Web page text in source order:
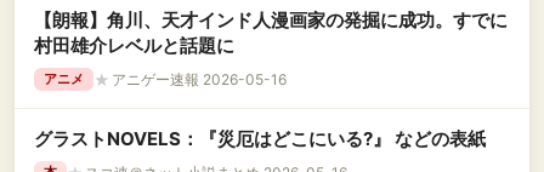
【朗報】角川、天才インド人漫画家の発掘に成功。すでに
村田雄介レベルと話題に
アニメ ★ アニゲー速報 2026-05-16
グラストNOVELS：『災厄はどこにいる?』 などの表紙